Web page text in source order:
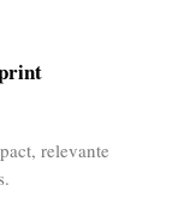
relevante